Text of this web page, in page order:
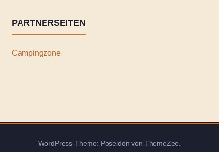
PARTNERSEITEN
Campingzone
WordPress-Theme: Poseidon von ThemeZee.